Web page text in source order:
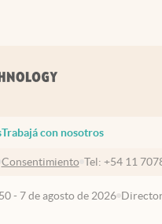
Trabajá con nosotros
Consentimiento Tel: +54 11
- 7 de agosto de 2026